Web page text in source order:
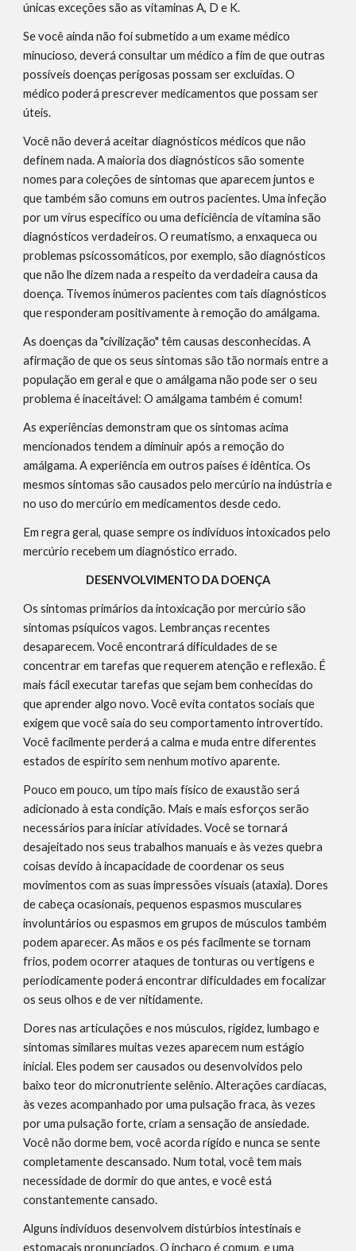
únicas exceções são as vitaminas A, D e K.
Se você ainda não foi submetido a um exame médico
minucioso, deverá consultar um médico a fim de que outras
possíveis doenças perigosas possam ser excluídas. O
médico poderá prescrever medicamentos que possam ser
úteis.
Você não deverá aceitar diagnósticos médicos que não
definem nada. A maioria dos diagnósticos são somente
nomes para coleções de sintomas que aparecem juntos e
que também são comuns em outros pacientes. Uma infeção
por um vírus específico ou uma deficiência de vitamina são
diagnósticos verdadeiros. O reumatismo, a enxaqueca ou
problemas psicossomáticos, por exemplo, são diagnósticos
que não lhe dizem nada a respeito da verdadeira causa da
doença. Tivemos inúmeros pacientes com tais diagnósticos
que responderam positivamente à remoção do amálgama.
As doenças da "civilização" têm causas desconhecidas. A
afirmação de que os seus sintomas são tão normais entre a
população em geral e que o amálgama não pode ser o seu
problema é inaceitável: O amálgama também é comum!
As experiências demonstram que os sintomas acima
mencionados tendem a diminuir após a remoção do
amálgama. A experiência em outros países é idêntica. Os
mesmos sintomas são causados pelo mercúrio na indústria e
no uso do mercúrio em medicamentos desde cedo.
Em regra geral, quase sempre os indivíduos intoxicados pelo
mercúrio recebem um diagnóstico errado.
DESENVOLVIMENTO DA DOENÇA
Os sintomas primários da intoxicação por mercúrio são
sintomas psíquicos vagos. Lembranças recentes
desaparecem. Você encontrará dificuldades de se
concentrar em tarefas que requerem atenção e reflexão. É
mais fácil executar tarefas que sejam bem conhecidas do
que aprender algo novo. Você evita contatos sociais que
exigem que você saia do seu comportamento introvertido.
Você facilmente perderá a calma e muda entre diferentes
estados de espírito sem nenhum motivo aparente.
Pouco em pouco, um tipo mais físico de exaustão será
adicionado à esta condição. Mais e mais esforços serão
necessários para iniciar atividades. Você se tornará
desajeitado nos seus trabalhos manuais e às vezes quebra
coisas devido à incapacidade de coordenar os seus
movimentos com as suas impressões visuais (ataxia). Dores
de cabeça ocasionais, pequenos espasmos musculares
involuntários ou espasmos em grupos de músculos também
podem aparecer. As mãos e os pés facilmente se tornam
frios, podem ocorrer ataques de tonturas ou vertigens e
periodicamente poderá encontrar dificuldades em focalizar
os seus olhos e de ver nitidamente.
Dores nas articulações e nos músculos, rigidez, lumbago e
sintomas similares muitas vezes aparecem num estágio
inicial. Eles podem ser causados ou desenvolvidos pelo
baixo teor do micronutriente selênio. Alterações cardíacas,
às vezes acompanhado por uma pulsação fraca, às vezes
por uma pulsação forte, criam a sensação de ansiedade.
Você não dorme bem, você acorda rígido e nunca se sente
completamente descansado. Num total, você tem mais
necessidade de dormir do que antes, e você está
constantemente cansado.
Alguns indivíduos desenvolvem distúrbios intestinais e
estomacais pronunciados. O inchaço é comum, e uma